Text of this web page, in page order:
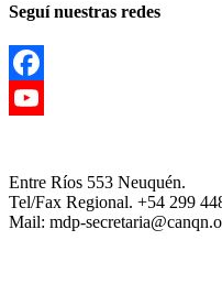
Seguí nuestras redes
Facebook
Entre Ríos 553 Neuquén.
Tel/Fax Regional. +54 299
Mail: mdp-